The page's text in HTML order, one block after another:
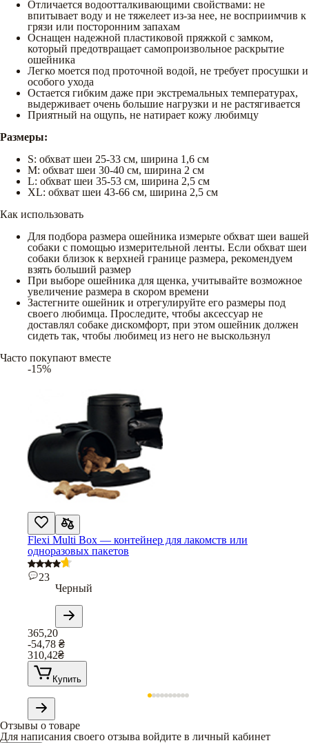
Отличается водоотталкивающими свойствами: не
впитывает воду и не тяжелеет из-за нее, не восприимчив к
грязи или посторонним запахам
Оснащен надежной пластиковой пряжкой с замком,
который предотвращает самопроизвольное раскрытие
ошейника
Легко моется под проточной водой, не требует просушки и
особого ухода
Остается гибким даже при экстремальных температурах,
выдерживает очень большие нагрузки и не растягивается
Приятный на ощупь, не натирает кожу любимцу
Размеры:
S: обхват шеи 25-33 см, ширина 1,6 см
M: обхват шеи 30-40 см, ширина 2 см
L: обхват шеи 35-53 см, ширина 2,5 см
XL: обхват шеи 43-66 см, ширина 2,5 см
Как использовать
Для подбора размера ошейника измерьте обхват шеи вашей
собаки с помощью измерительной ленты. Если обхват шеи
собаки близок к верхней границе размера, рекомендуем
взять больший размер
При выборе ошейника для щенка, учитывайте возможное
увеличение размера в скором времени
Застегните ошейник и отрегулируйте его размеры под
своего любимца. Проследите, чтобы аксессуар не
доставлял собаке дискомфорт, при этом ошейник должен
сидеть так, чтобы любимец из него не выскользнул
Часто покупают вместе
-15%
Flexi Multi Box — контейнер для лакомств или
одноразовых пакетов
23
Черный
365,20
-54,78 ₴
310,42₴
Купить
Отзывы о товаре
Для написания своего отзыва войдите в личный кабинет